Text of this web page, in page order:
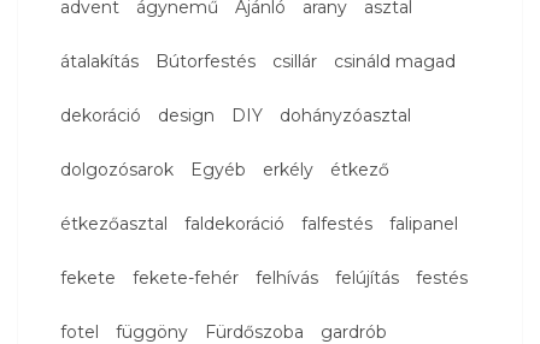
advent ágynemű Ajánló arany asztal
átalakítás Bútorfestés csillár csináld magad
dekoráció design DIY dohányzóasztal
dolgozósarok Egyéb erkély étkező
étkezőasztal faldekoráció falfestés falipanel
fekete fekete-fehér felhívás felújítás festés
fotel függöny Fürdőszoba gardrób